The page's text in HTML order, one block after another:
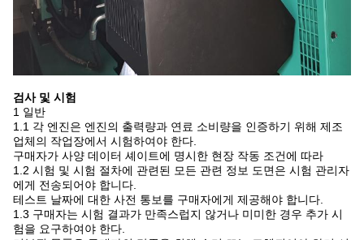
검사 및 시험
1 일반
1.1 각 엔진은 엔진의 출력량과 연료 소비량을 인증하기 위해 제조
업체의 작업장에서 시험하여야 한다.
구매자가 사양 데이터 셰이트에 명시한 현장 작동 조건에 따라
1.2 시험 및 시험 절차에 관련된 모든 관련 정보 도면은 시험 관리자
에게 전송되어야 합니다.
테스트 날짜에 대한 사전 통보를 구매자에게 제공해야 합니다.
1.3 구매자는 시험 결과가 만족스럽지 않거나 미미한 경우 추가 시
험을 요구하여야 한다.